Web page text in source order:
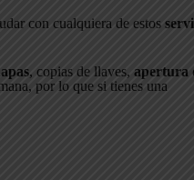
con cualquiera de estos
, copias de llaves, apertura
por lo que si tienes una